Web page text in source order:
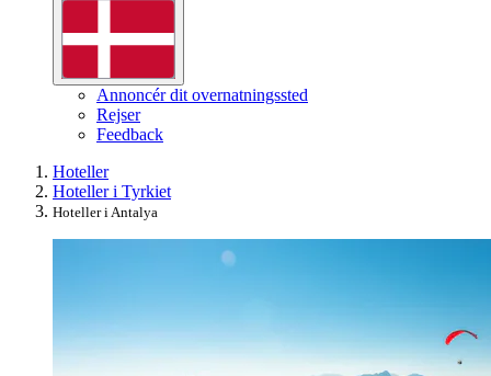
Annoncér dit overnatningssted
Rejser
Feedback
Hoteller
Hoteller i Tyrkiet
Hoteller i Antalya